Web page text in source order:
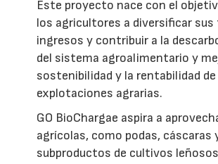
Este proyecto nace con el
los agricultores a diversificar
ingresos y contribuir a la
del sistema agroalimentario y
sostenibilidad y la rentabilidad de
explotaciones agrarias.
GO BioChargae aspira a
agrícolas, como podas, cáscaras
subproductos de cultivos